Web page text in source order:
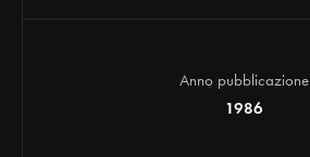
Anno pubblicazione
1986